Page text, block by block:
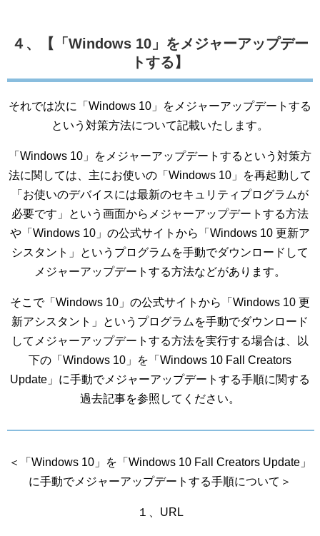
４、【「Windows 10」をメジャーアップデー
トする】
それでは次に「Windows 10」をメジャーアップデートする
という対策方法について記載いたします。
「Windows 10」をメジャーアップデートするという対策方
法に関しては、主にお使いの「Windows 10」を再起動して
「お使いのデバイスには最新のセキュリティプログラムが
必要です」という画面からメジャーアップデートする方法
や「Windows 10」の公式サイトから「Windows 10 更新ア
シスタント」というプログラムを手動でダウンロードして
メジャーアップデートする方法などがあります。
そこで「Windows 10」の公式サイトから「Windows 10 更
新アシスタント」というプログラムを手動でダウンロード
してメジャーアップデートする方法を実行する場合は、以
下の「Windows 10」を「Windows 10 Fall Creators
Update」に手動でメジャーアップデートする手順に関する
過去記事を参照してください。
＜「Windows 10」を「Windows 10 Fall Creators Update」
に手動でメジャーアップデートする手順について＞
１、URL